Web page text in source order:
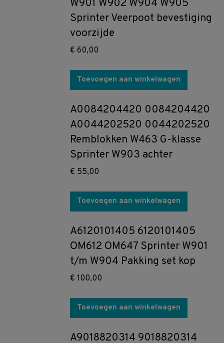
W901 W902 W904 W905
Sprinter Veerpoot bevestiging
voorzijde
€ 60,00
Toevoegen aan winkelwagen
A0084204420 0084204420
A0044202520 0044202520
Remblokken W463 G-klasse
Sprinter W903 achter
€ 55,00
Toevoegen aan winkelwagen
A6120101405 6120101405
OM612 OM647 Sprinter W901
t/m W904 Pakking set kop
€ 100,00
Toevoegen aan winkelwagen
A9018820314 9018820314